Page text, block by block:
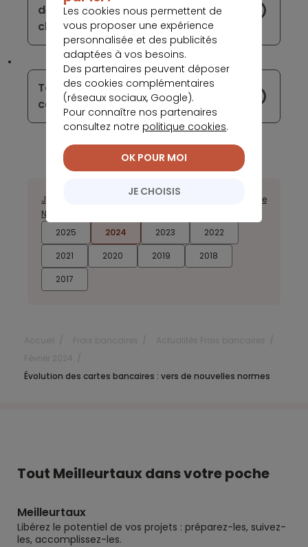
des chiffres en relief sur votre carte
change pour vous
Tout sur la gestion du code de sa
carte bancaire
2025 2024 2023
2022
2021
2020 2019
2018
2017
Janvier
Octobre
Novembre
Évolution des cartes bancaires : vers de nouvelles normes
Tout Meilleurtaux dans votre poche
Meilleurtaux
Libérez le potentiel de vos projets : préparez-les, suivez-
les, accomplissez-les.
Les cookies nous permettent de
vous proposer une expérience
personnalisée et des publicités
adaptées à vos besoins.
Des partenaires peuvent déposer
des cookies complémentaires
(réseaux sociaux, Google).
Pour connaître nos partenaires
consultez notre politique cookies.
JE CHOISIS
OK POUR MOI